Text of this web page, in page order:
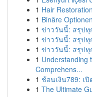
1 Hair
1 Binäre
1 ข่าววันนี้: สรุปทุ
1 ข่าววันนี้: สรุปทุ
1 ข่าววันนี้: สรุปทุ
1 Understanding
Comprehens...
1 ช้อนเงิน789: เ
1 The Ultimate